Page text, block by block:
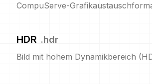
CompuServe-
HDR .hdr
Bild mit hohem Dynamikbereich